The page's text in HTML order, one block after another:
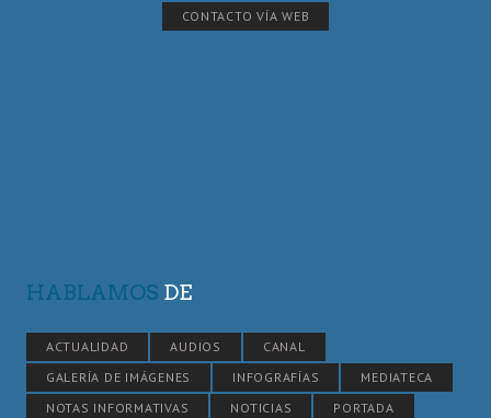
CONTACTO VÍA WEB
HABLAMOS DE
ACTUALIDAD AUDIOS
CANAL
GALERÍA DE IMÁGENES
INFOGRAFÍAS
MEDIATECA
NOTAS INFORMATIVAS
NOTICIAS
PORTADA